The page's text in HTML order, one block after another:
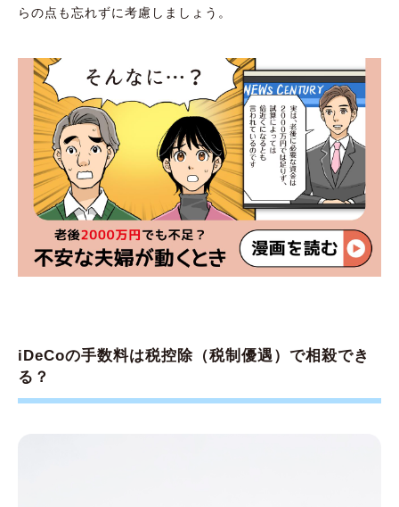
らの点も忘れずに考慮しましょう。
iDeCoの手数料は税控除（税制優遇）で相殺でき
る？